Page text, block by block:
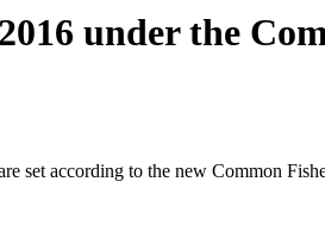
under the
set according to the new Common